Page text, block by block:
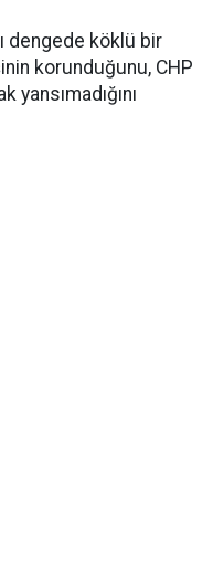
dengede köklü bir
korunduğunu, CHP
yansımadığını